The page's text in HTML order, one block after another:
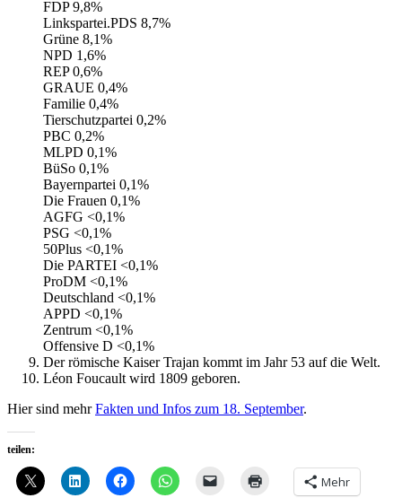
FDP 9,8%
Linkspartei.PDS 8,7%
Grüne 8,1%
NPD 1,6%
REP 0,6%
GRAUE 0,4%
Familie 0,4%
Tierschutzpartei 0,2%
PBC 0,2%
MLPD 0,1%
BüSo 0,1%
Bayernpartei 0,1%
Die Frauen 0,1%
AGFG <0,1%
PSG <0,1%
50Plus <0,1%
Die PARTEI <0,1%
ProDM <0,1%
Deutschland <0,1%
APPD <0,1%
Zentrum <0,1%
Offensive D <0,1%
Der römische Kaiser Trajan kommt im Jahr 53 auf die Welt.
Léon Foucault wird 1809 geboren.
Hier sind mehrFakten und Infos zum 18. September.
teilen:
Mehr